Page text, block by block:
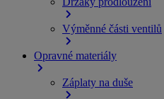
Výměnné části ventilů
Opravné materiály
Záplaty na duše